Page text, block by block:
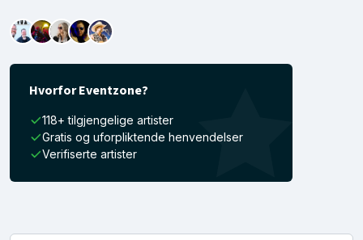
Hvorfor Eventzone?
118+ tilgjengelige artister
Gratis og uforpliktende henvendelser
Verifiserte artister